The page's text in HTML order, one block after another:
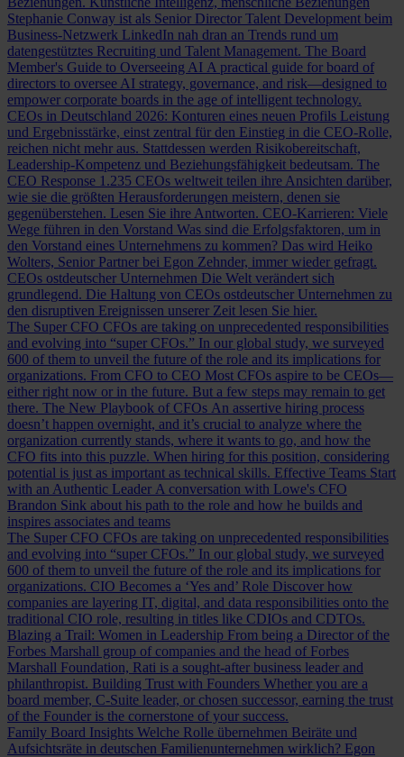
Stephanie Conway ist als Senior Director Talent Development beim
Business-Netzwerk LinkedIn nah dran an Trends rund um
datengestütztes Recruiting und Talent Management. The Board
Member's Guide to Overseeing AI A practical guide for board of
directors to oversee AI strategy, governance, and risk—designed to
empower corporate boards in the age of intelligent technology.
CEOs in Deutschland 2026: Konturen eines neuen Profils Leistung
und Ergebnisstärke, einst zentral für den Einstieg in die CEO-Rolle,
reichen nicht mehr aus. Stattdessen werden Risikobereitschaft,
Leadership-Kompetenz und Beziehungsfähigkeit bedeutsam. The
CEO Response 1.235 CEOs weltweit teilen ihre Ansichten darüber,
wie sie die größten Herausforderungen meistern, denen sie
gegenüberstehen. Lesen Sie ihre Antworten. CEO-Karrieren: Viele
Wege führen in den Vorstand Was sind die Erfolgsfaktoren, um in
den Vorstand eines Unternehmens zu kommen? Das wird Heiko
Wolters, Senior Partner bei Egon Zehnder, immer wieder gefragt.
CEOs ostdeutscher Unternehmen Die Welt verändert sich
grundlegend. Die Haltung von CEOs ostdeutscher Unternehmen zu
den disruptiven Ereignissen unserer Zeit lesen Sie hier.
The Super CFO CFOs are taking on unprecedented responsibilities
and evolving into “super CFOs.” In our global study, we surveyed
600 of them to unveil the future of the role and its implications for
organizations. From CFO to CEO Most CFOs aspire to be CEOs—
either right now or in the future. But a few steps may remain to get
there. The New Playbook of CFOs An assertive hiring process
doesn’t happen overnight, and it’s crucial to analyze where the
organization currently stands, where it wants to go, and how the
CFO fits into this puzzle. When hiring for this position, considering
potential is just as important as technical skills. Effective Teams Start
with an Authentic Leader A conversation with Lowe's CFO
Brandon Sink about his path to the role and how he builds and
inspires associates and teams
The Super CFO CFOs are taking on unprecedented responsibilities
and evolving into “super CFOs.” In our global study, we surveyed
600 of them to unveil the future of the role and its implications for
organizations. CIO Becomes a ‘Yes and’ Role Discover how
companies are layering IT, digital, and data responsibilities onto the
traditional CIO role, resulting in titles like CDIOs and CDTOs.
Blazing a Trail: Women in Leadership From being a Director of the
Forbes Marshall group of companies and the head of Forbes
Marshall Foundation, Rati is a sought-after business leader and
philanthropist. Building Trust with Founders Whether you are a
board member, C-Suite leader, or chosen successor, earning the trust
of the Founder is the cornerstone of your success.
Family Board Insights Welche Rolle übernehmen Beiräte und
Aufsichtsräte in deutschen Familienunternehmen wirklich? Egon